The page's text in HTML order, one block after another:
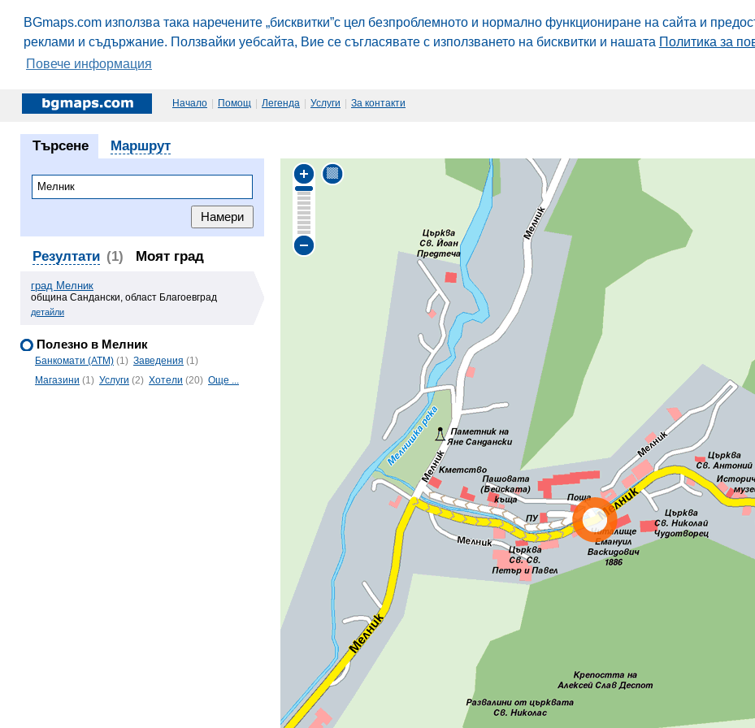
BGmaps.com използва така наречените „бисквитки”с цел безпроблемното и нормално функциониране на сайта и
реклами и съдържание. Ползвайки уебсайта, Вие се съгласявате с използването на бисквитки и нашата Политика за
Повече информация
Начало Помощ Легенда Услуги За контакти
Търсене Маршрут
Резултати (1) Моят град
град Мелник
община Сандански, област Благоевград
детайли
Полезно в Мелник
Банкомати (ATM) (1) Заведения (1)
Магазини (1) Услуги (2) Хотели (20) Още ...